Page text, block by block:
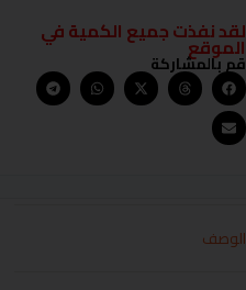
لقد نفذت جميع الكمية في
الموقع
قم بالمشاركة
الوصف